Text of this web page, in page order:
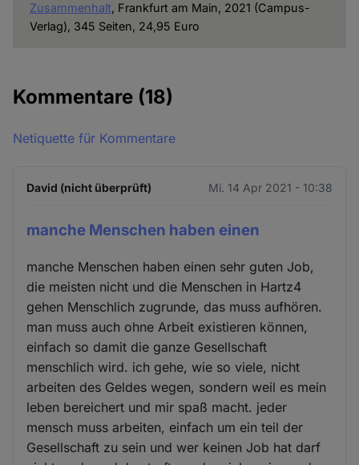
Zusammenhalt, Frankfurt am Main, 2021 (Campus-
Verlag), 345 Seiten, 24,95 Euro
Kommentare (18)
Netiquette für Kommentare
David (nicht überprüft) Mi. 14 Apr 2021 - 10:38
manche Menschen haben einen
manche Menschen haben einen sehr guten Job,
die meisten nicht und die Menschen in Hartz4
gehen Menschlich zugrunde, das muss aufhören.
man muss auch ohne Arbeit existieren können,
einfach so damit die ganze Gesellschaft
menschlich wird. ich gehe, wie so viele, nicht
arbeiten des Geldes wegen, sondern weil es mein
leben bereichert und mir spaß macht. jeder
mensch muss arbeiten, einfach um ein teil der
Gesellschaft zu sein und wer keinen Job hat darf